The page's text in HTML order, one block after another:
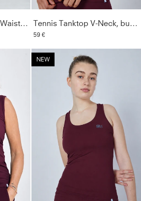
Sport Leggings High Waist mit Taschen lang, burgunder rot Tennis Tanktop V-Neck, burgunder rot
59 €
NEW